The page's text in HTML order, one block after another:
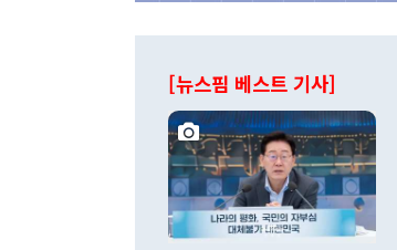
[뉴스핌 베스트 기사]